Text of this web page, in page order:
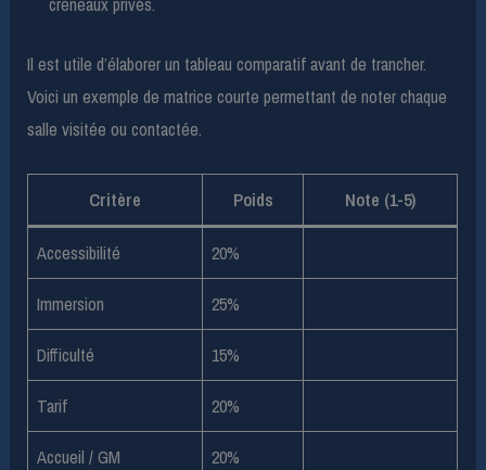
Il est utile d’élaborer un tableau comparatif avant de trancher.
Voici un exemple de matrice courte permettant de noter chaque
salle visitée ou contactée.
Critère Poids Note (1-5)
Accessibilité 20%
Immersion 25%
Difficulté 15%
Tarif 20%
Accueil / GM 20%